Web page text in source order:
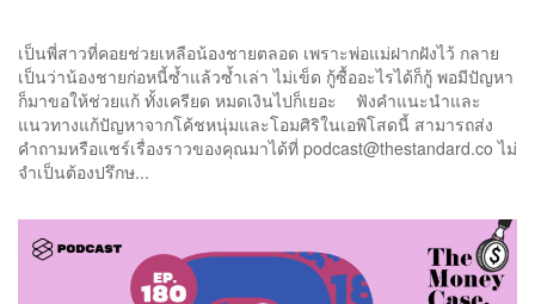
เป็นพี่สาวที่คอยช่วยเหลือน้องชายตลอด เพราะพ่อแม่ฝากฝังไว้ กลาย
เป็นว่าน้องชายก่อหนี้ซ้ำแล้วซ้ำเล่า ไม่เข็ด กู้ซื้ออะไรได้ก็กู้ พอมีปัญหา
ก็มาขอให้ช่วยแก้ ทั้งเครียด หมดเงินไปก็เยอะ ฟังคำแนะนำและ
แนวทางแก้ปัญหาจากโค้ชหนุ่มและโอมศิริในเอพิโสดนี้ สามารถส่ง
คำถามหรือแชร์เรื่องราวของคุณมาได้ที่ podcast@thestandard.co ไม่
จำเป็นต้องปรึกษ...